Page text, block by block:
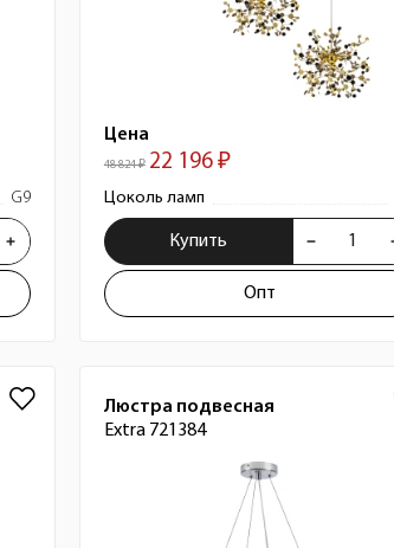
G9
Цена
48 824 ₽ 22 196 ₽
Цоколь ламп
Купить
Опт
Люстра подвесная
Extra 721384